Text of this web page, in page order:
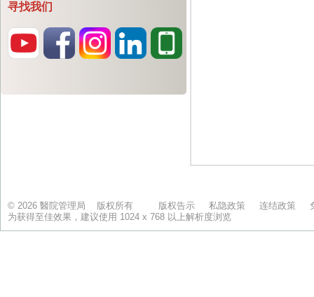
寻找我们
© 2026 醫院管理局 版权所有 版权告示 私隐政策 连结政策
为获得至佳效果，建议使用 1024 x 768 以上解析度浏览